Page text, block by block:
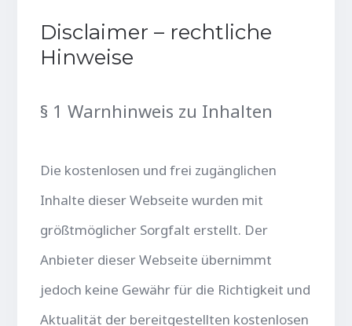
Disclaimer – rechtliche
Hinweise
§ 1 Warnhinweis zu Inhalten
Die kostenlosen und frei zugänglichen
Inhalte dieser Webseite wurden mit
größtmöglicher Sorgfalt erstellt. Der
Anbieter dieser Webseite übernimmt
jedoch keine Gewähr für die Richtigkeit und
Aktualität der bereitgestellten kostenlosen